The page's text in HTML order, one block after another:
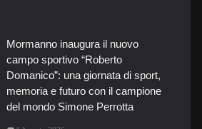
Mormanno inaugura il nuovo
campo sportivo “Roberto
Domanico”: una giornata di sport,
memoria e futuro con il campione
del mondo Simone Perrotta